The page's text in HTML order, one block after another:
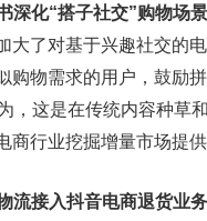
深化“搭子社交”购物场景
大了对基于兴趣社交的
购物需求的用户，鼓励
，这是在传统内容种草
商行业挖掘增量市场提供
流接入抖音电商退货业务